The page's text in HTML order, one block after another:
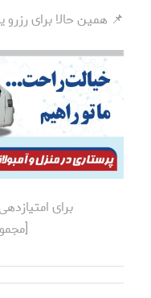
📌 همین حالا برای رزرو
برای